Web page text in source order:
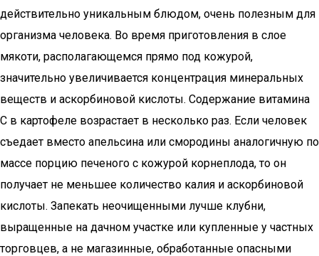
действительно уникальным блюдом, очень полезным для
организма человека. Во время приготовления в слое
мякоти, располагающемся прямо под кожурой,
значительно увеличивается концентрация минеральных
веществ и аскорбиновой кислоты. Содержание витамина
С в картофеле возрастает в несколько раз. Если человек
съедает вместо апельсина или смородины аналогичную по
массе порцию печеного с кожурой корнеплода, то он
получает не меньшее количество калия и аскорбиновой
кислоты. Запекать неочищенными лучше клубни,
выращенные на дачном участке или купленные у частных
торговцев, а не магазинные, обработанные опасными